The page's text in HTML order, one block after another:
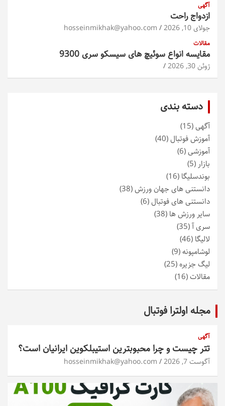
آگهی
ازدواج راحت
جولای 10, 2026 hosseinmikhak@yahoo.com
مقالات
مقایسه انواع سوئیچ های سیسکو سری 9300
ژوئن 30, 2026
دسته بندی
آگهی(15)
آموزش فوتبال(40)
آموزشی(6)
بازار (5)
بوندسلیگا (16)
دانستنی های جهان ورزش(38)
دانستنی های فوتبال(6)
سایر ورزش ها (38)
سری آ(35)
لالیگا (46)
لوشامپونه(9)
لیگ جزیره(25)
مقالات(16)
مجله اولترا فوتبال
آگهی
تتر چیست و چرا محبوبترین استیبلکوین ایرانیان است؟
آگوست 7, 2026 hosseinmikhak@yahoo.com